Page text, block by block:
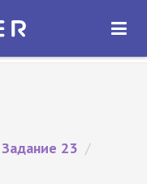
ОТКРЫТЬ
Задание 23 /